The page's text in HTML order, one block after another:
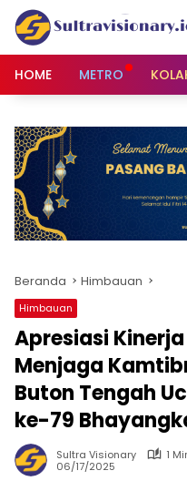
Langsung
konten
HOME
METRO
Beranda Himbauan
Himbauan
Apresiasi
Menjaga
Buton Tengah
ke-79
Sultra Visionary
1
06/17/2025